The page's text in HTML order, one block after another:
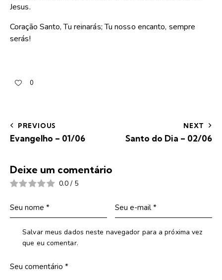
Jesus.
Coração Santo, Tu reinarás; Tu nosso encanto, sempre
serás!
0
PREVIOUS
Evangelho – 01/06
NEXT
Santo do Dia – 02/06
Deixe um comentário
0.0 / 5
Salvar meus dados neste navegador para a próxima vez
que eu comentar.